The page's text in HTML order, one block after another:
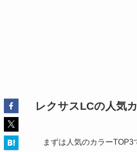
レクサスLCの人気
まずは人気のカラーTOP3